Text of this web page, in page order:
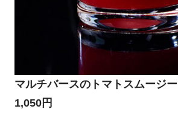
マルチバースのトマトスムージー
1,050円